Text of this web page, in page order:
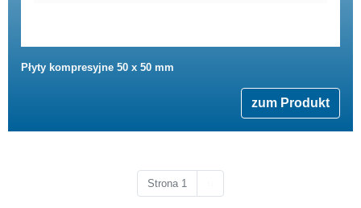
Płyty kompresyjne 50 x 50 mm
zum Produkt
Strona 1